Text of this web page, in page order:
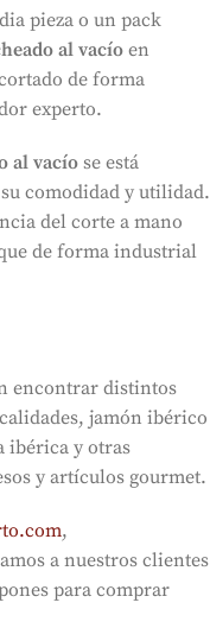
pieza o un pack
al vacío en
de forma
experto.
al vacíose está
comodidad y utilidad.
del corte a mano
de forma industrial
encontrar distintos
jamón ibérico
ibérica y otras
y artículos gourmet.
,
a nuestros clientes
para comprar